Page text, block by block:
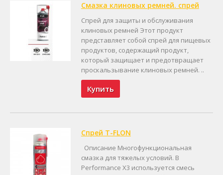
Смазка клиновых ремней. спрей
Спрей для защиты и обслуживания
клиновых ремней Этот продукт
представляет собой спрей для пищевых
продуктов, содержащий продукт,
который защищает и предотвращает
проскальзывание клиновых ремней. ..
Купить
Спрей T-FLON
Описание Многофункциональная
смазка для тяжелых условий. В
Performance X3 используется смесь